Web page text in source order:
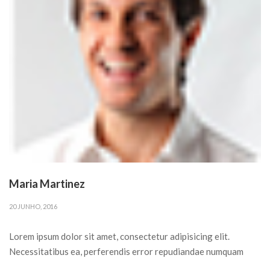
Maria Martinez
20 JUNHO, 2016
Lorem ipsum dolor sit amet, consectetur adipisicing elit.
Necessitatibus ea, perferendis error repudiandae numquam